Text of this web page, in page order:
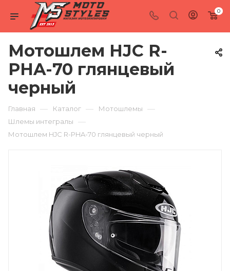
0
Мотошлем HJC R-
PHA-70 глянцевый
черный
Главная — Каталог — Мотошлемы —
Шлемы интегралы —
Мотошлем HJC R-PHA-70 глянцевый черный